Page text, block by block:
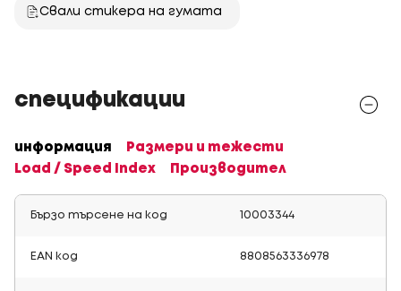
Свали стикера на гумата
спецификации
информация
Размери и тежести
Load / Speed Index
Производител
Бързо търсене на код 10003344
EAN код 8808563336978